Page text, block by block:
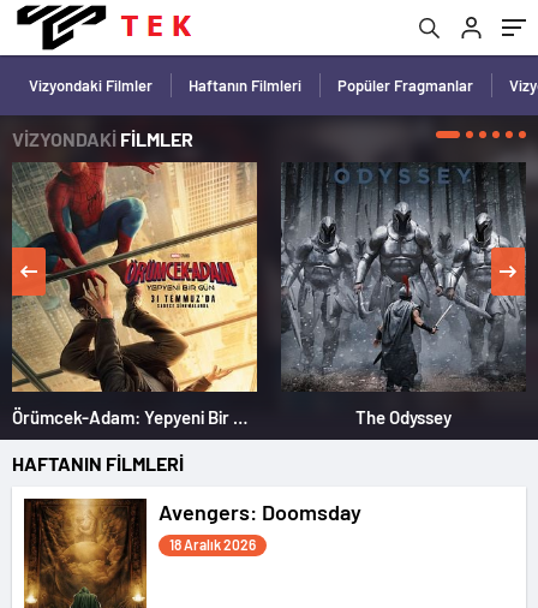
Vizyondaki Filmler Haftanın Filmleri Popüler Fragmanlar
VİZYONDAKİ FİLMLER
Örümcek-Adam: Yepyeni Bir Gün The Odyssey
HAFTANIN FİLMLERİ
Avengers: Doomsday
18 Aralık 2026